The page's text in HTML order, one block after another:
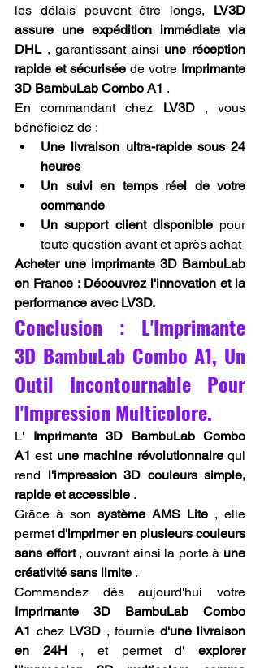
les délais peuvent être longs, LV3D
assure une expédition immédiate via
DHL , garantissant ainsi une réception
rapide et sécurisée de votre Imprimante
3D BambuLab Combo A1 .
En commandant chez LV3D , vous
bénéficiez de :
Une livraison ultra-rapide sous 24
heures
Un suivi en temps réel de votre
commande
Un support client disponible pour
toute question avant et après achat
Acheter une imprimante 3D BambuLab
en France : Découvrez l'innovation et la
performance avec LV3D.
Conclusion : L'Imprimante
3D BambuLab Combo A1, Un
Outil Incontournable Pour
l'Impression Multicolore.
L' Imprimante 3D BambuLab Combo
A1 est une machine révolutionnaire qui
rend l'impression 3D couleurs simple,
rapide et accessible .
Grâce à son système AMS Lite , elle
permet d'imprimer en plusieurs couleurs
sans effort , ouvrant ainsi la porte à une
créativité sans limite .
Imprimante 3D BambuLab Combo
A1 chez LV3D , fournie d'une livraison
en 24H , et permet d' explorer